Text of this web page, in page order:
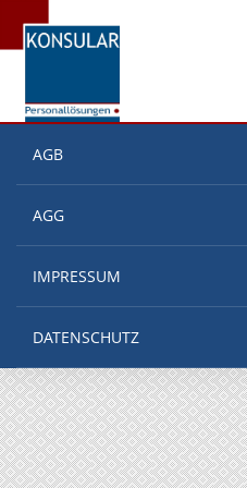
AGB
AGG
IMPRESSUM
DATENSCHUTZ